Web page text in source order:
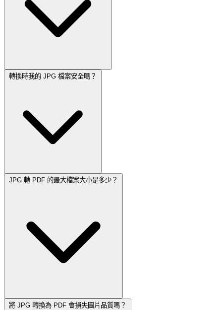
轉換時我的 JPG 檔案安全嗎？
JPG 轉 PDF 的最大檔案大小是多少？
將 JPG 轉換為 PDF 會損失圖片品質嗎？